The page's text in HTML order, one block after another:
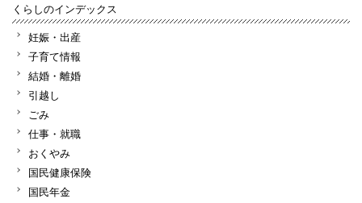
くらしのインデックス
妊娠・出産
子育て情報
結婚・離婚
引越し
ごみ
仕事・就職
おくやみ
国民健康保険
国民年金